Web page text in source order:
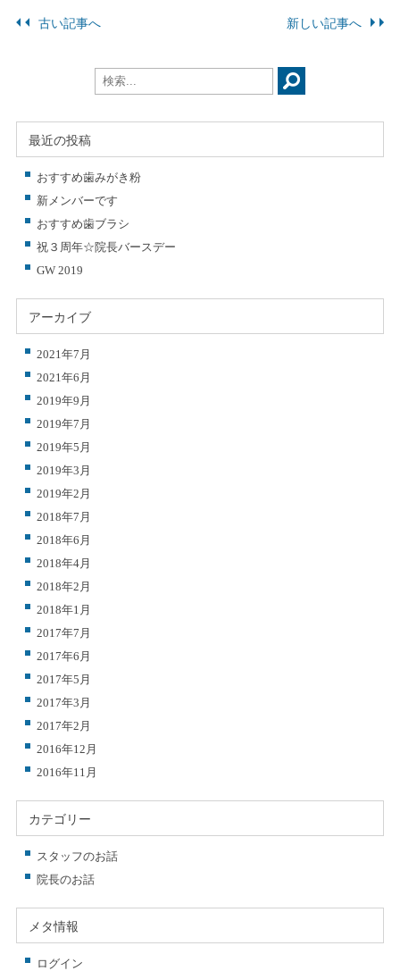
古い記事へ 新しい記事へ
最近の投稿
おすすめ歯みがき粉
新メンバーです
おすすめ歯ブラシ
祝３周年☆院長バースデー
GW 2019
アーカイブ
2021年7月
2021年6月
2019年9月
2019年7月
2019年5月
2019年3月
2019年2月
2018年7月
2018年6月
2018年4月
2018年2月
2018年1月
2017年7月
2017年6月
2017年5月
2017年3月
2017年2月
2016年12月
2016年11月
カテゴリー
スタッフのお話
院長のお話
メタ情報
ログイン